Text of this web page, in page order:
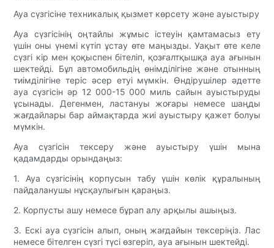
Ауа сүзгісіне техникалық қызмет көрсету және ауыстыру
Ауа сүзгісінің оңтайлы жұмыс істеуін қамтамасыз ету
үшін оны үнемі күтіп ұстау өте маңызды. Уақыт өте келе
сүзгі кір мен қоқыспен бітеліп, қозғалтқышқа ауа ағынын
шектейді. Бұл автомобильдің өнімділігіне және отынның
тиімділігіне теріс әсер етуі мүмкін. Өндірушілер әдетте
ауа сүзгісін әр 12 000-15 000 миль сайын ауыстыруды
ұсынады. Дегенмен, ластануы жоғары немесе шаңды
жағдайлары бар аймақтарда жиі ауыстыру қажет болуы
мүмкін.
Ауа сүзгісін тексеру және ауыстыру үшін мына
қадамдарды орындаңыз:
1. Ауа сүзгісінің корпусын табу үшін көлік құралының
пайдаланушы нұсқаулығын қараңыз.
2. Корпусты ашу немесе бұрап алу арқылы ашыңыз.
3. Ескі ауа сүзгісін алып, оның жағдайын тексеріңіз. Лас
немесе бітелген сүзгі түсі өзгеріп, ауа ағынын шектейді.